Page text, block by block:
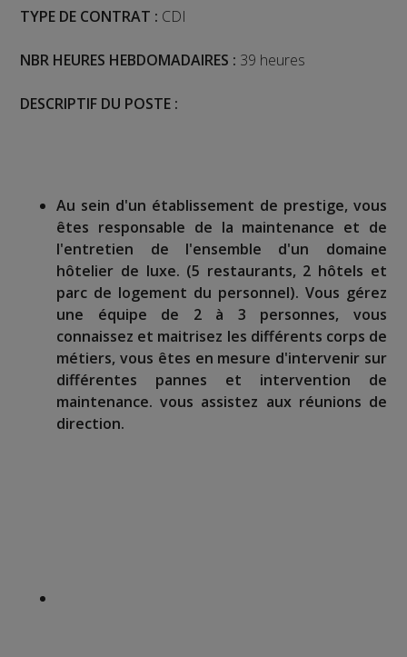
TYPE DE CONTRAT : CDI
NBR HEURES HEBDOMADAIRES : 39 heures
DESCRIPTIF DU POSTE :
Au sein d'un établissement de prestige, vous
êtes responsable de la maintenance et de
l'entretien de l'ensemble d'un domaine
hôtelier de luxe. (5 restaurants, 2 hôtels et
parc de logement du personnel). Vous gérez
une équipe de 2 à 3 personnes, vous
connaissez et maitrisez les différents corps de
métiers, vous êtes en mesure d'intervenir sur
différentes pannes et intervention de
maintenance. vous assistez aux réunions de
direction.